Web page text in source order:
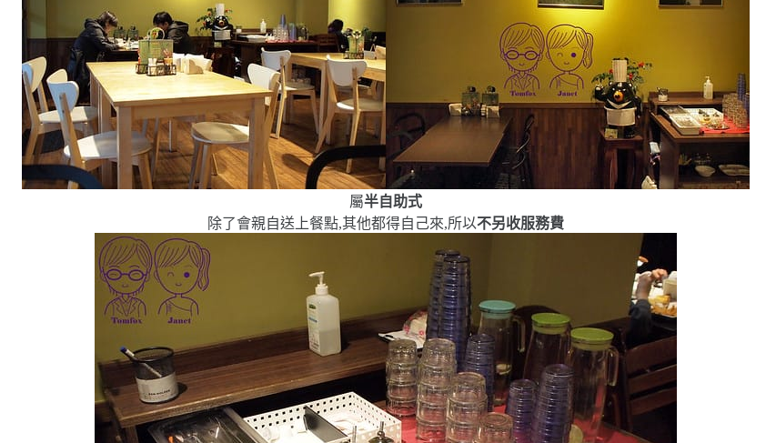
屬半自助式
除了會親自送上餐點,其他都得自己來,所以不另收服務費